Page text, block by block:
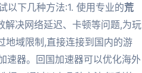
以下几种方法:1. 使用专业的荒
解决网络延迟、卡顿等问题,为玩
地域限制,直接连接到国内的游
速器。回国加速器可以优化海外